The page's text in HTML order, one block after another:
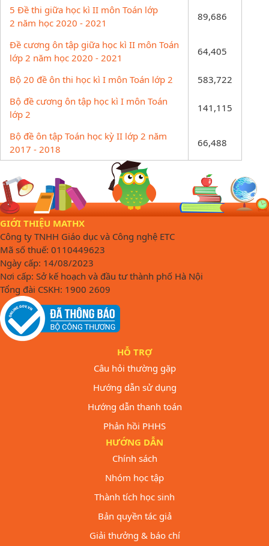
5 Đề thi giữa học kì II môn Toán lớp
2 năm học 2020 - 2021
89,686
Đề cương ôn tập giữa học kì II môn Toán
lớp 2 năm học 2020 - 2021
64,405
Bộ 20 đề ôn thi học kì I môn Toán lớp 2
583,722
Bộ đề cương ôn tập học kì I môn Toán
lớp 2
141,115
Bộ đề ôn tập Toán học kỳ II lớp 2 năm
2017 - 2018
66,488
GIỚI THIỆU MATHX
Công ty TNHH Giáo dục và Công nghệ ETC
Mã số thuế: 0110449623
Ngày cấp: 14/08/2023
Nơi cấp: Sở kế hoạch và đầu tư thành phố Hà Nội
Tổng đài CSKH: 1900 2609
HỖ TRỢ
Câu hỏi thường gặp
Hướng dẫn sử dụng
Hướng dẫn thanh toán
Phản hồi PHHS
HƯỚNG DẪN
Chính sách
Nhóm học tập
Thành tích học sinh
Bản quyền tác giả
Giải thưởng & báo chí